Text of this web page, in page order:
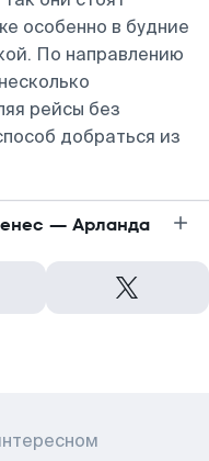
особенно в будние
По направлению
рейсы без
добраться из
— Арланда